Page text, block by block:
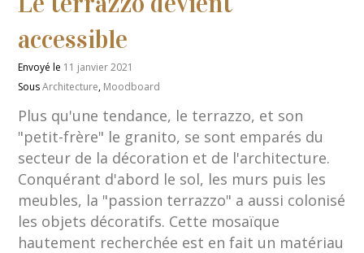
accessible
Envoyé le 11 janvier 2021
SousArchitecture, Moodboard
Plus qu'une tendance, le terrazzo, et son
"petit-frère" le granito, se sont emparés du
secteur de la décoration et de l'architecture.
Conquérant d'abord le sol, les murs puis les
meubles, la "passion terrazzo" a aussi colonisé
les objets décoratifs. Cette mosaïque
hautement recherchée est en fait un matériau